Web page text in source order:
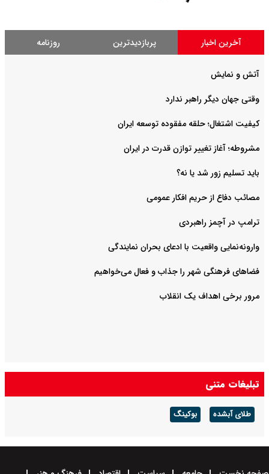
آخرین اخبار پربازدیدترین روزنامه
آتش و نمایش
وقتی جهان دیگر راهبر ندارد
کیفیت اشتغال؛ حلقه مفقوده توسعه ایران
مشروطه؛ آغاز تغییر توازن قدرت در ایران
باید تسلیم زور شد یا نه؟
مصائب دفاع از حریم افکار عمومی
ترامپ در آچمز راهبردی
وارونه‌نمایی واقعیت با ادعای بحران نمایندگی
فضا‌های فرهنگی شهر را جذاب و فعال می‌‌خواهیم
مرور برخی اهداف یک انقلاب
تبلیغات متنی
طلای آبشده بوکینگ